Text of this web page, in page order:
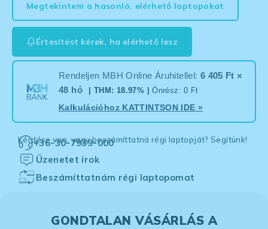
Megtekintem a hasonló, elérhető laptopokat
Értesítést kérek, ha elérhető lesz
Rendeljen MBH Online Áruhitellel: 6 405 Ft ×
48 hó
| THM: 18.97% |Önrész: 0 Ft
Kalkulációhoz KATTINTSON IDE »
Kérdése van, vagy beszámíttatná régi laptopját? Segítünk!
+36-30-7939-000
Üzenetet írok
Beszámíttatnám régi laptopomat
GONDTALAN VÁSÁRLÁS A